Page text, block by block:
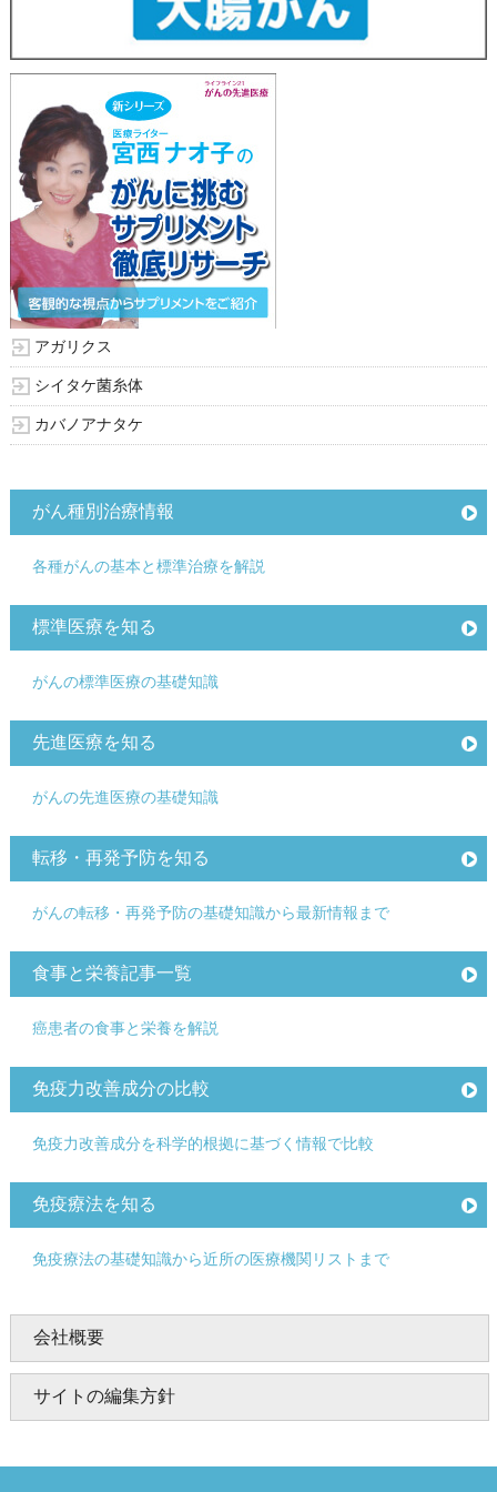
アガリクス
シイタケ菌糸体
カバノアナタケ
がん種別治療情報
各種がんの基本と標準治療を解説
標準医療を知る
がんの標準医療の基礎知識
先進医療を知る
がんの先進医療の基礎知識
転移・再発予防を知る
がんの転移・再発予防の基礎知識から最新情報まで
食事と栄養記事一覧
癌患者の食事と栄養を解説
免疫力改善成分の比較
免疫力改善成分を科学的根拠に基づく情報で比較
免疫療法を知る
免疫療法の基礎知識から近所の医療機関リストまで
会社概要
サイトの編集方針